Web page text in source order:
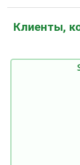
Клиенты,